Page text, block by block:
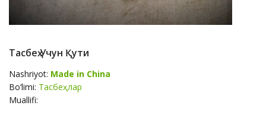
Тасбеҳ Учун Қути
Nashriyot: Made in China
Bo‘limi: Тасбеҳлар
Muallifi: